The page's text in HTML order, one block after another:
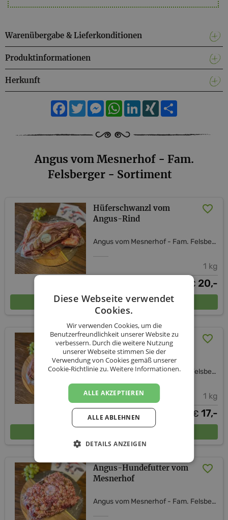
Warenübergabe & Lieferkonditionen
Produktinformationen
Herkunft
Facebook
TwitterMessengerWhatsApp
LinkedIn
XING
Angus vom Mesnerhof - Fam.
Felsberger - Sortiment
Hüferschwanzl vom
Angus-Rind
Angus vom Mesnerhof - Fam. Felsberger
1 kg
€ 20,-
In den Warenkorb
Faschiertes vom Angus-
Rind
Angus vom Mesnerhof - Fam. Felsberger
1 kg
€ 17,-
In den Warenkorb
Angus-Hundefutter vom
Mesnerhof
Angus vom Mesnerhof - Fam. Felsberger
Diese Webseite verwendet
Cookies.
Wir verwenden Cookies, um die
Benutzerfreundlichkeit unserer Website zu
verbessern. Durch die weitere Nutzung
unserer Webseite stimmen Sie der
Verwendung von Cookies gemäß unserer
Cookie-Richtlinie zu.Weitere Informationen.
ALLE AKZEPTIEREN
ALLE ABLEHNEN
DETAILS ANZEIGEN